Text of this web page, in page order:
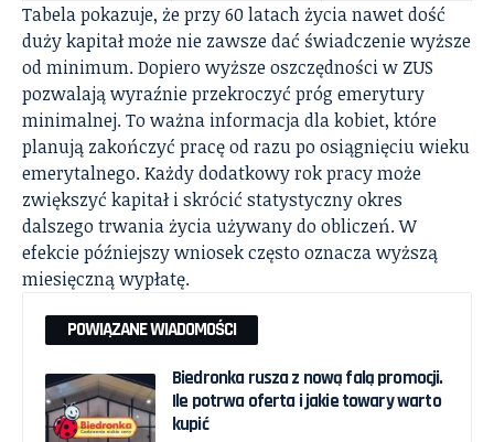
Tabela pokazuje, że przy 60 latach życia nawet dość
duży kapitał może nie zawsze dać świadczenie wyższe
od minimum. Dopiero wyższe oszczędności w ZUS
pozwalają wyraźnie przekroczyć próg emerytury
minimalnej. To ważna informacja dla kobiet, które
planują zakończyć pracę od razu po osiągnięciu wieku
emerytalnego. Każdy dodatkowy rok pracy może
zwiększyć kapitał i skrócić statystyczny okres
dalszego trwania życia używany do obliczeń. W
efekcie późniejszy wniosek często oznacza wyższą
miesięczną wypłatę.
POWIĄZANE WIADOMOŚCI
Biedronka rusza z nową falą promocji.
Ile potrwa oferta i jakie towary warto
kupić